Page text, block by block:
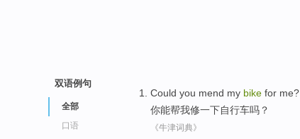
双语例句
全部
口语
Could you mend my bike for me?
你能帮我修一下自行车吗？
《牛津词典》